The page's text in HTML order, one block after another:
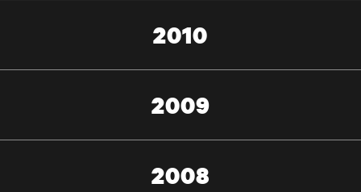
2010
2009
2008